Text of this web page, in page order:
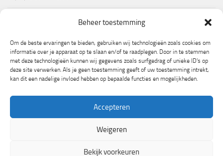
Beheer toestemming
Om de beste ervaringen te bieden, gebruiken wij technologieën zoals cookies om
informatie over je apparaat op te slaan en/of te raadplegen. Door in te stemmen
met deze technologieën kunnen wij gegevens zoals surfgedrag of unieke ID's op
deze site verwerken. Als je geen toestemming geeft of uw toestemming intrekt,
kan dit een nadelige invloed hebben op bepaalde functies en mogelijkheden.
Accepteren
Weigeren
Bekijk voorkeuren